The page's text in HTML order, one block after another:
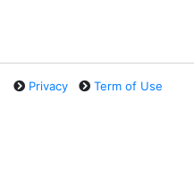
Privacy Term of Use